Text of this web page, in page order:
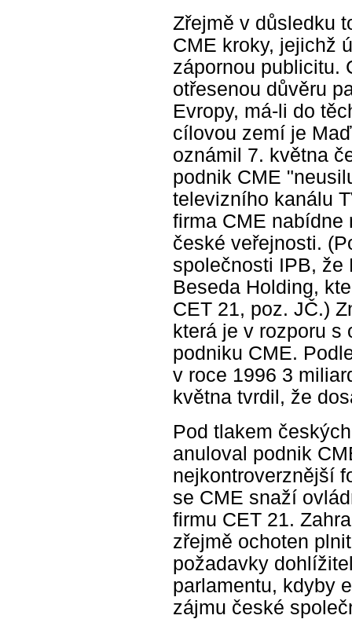
Zřejmě v důsledku
CME kroky, jejichž
zápornou publicitu.
otřesenou důvěru
Evropy, má-li do
cílovou zemí je
oznámil 7. května
podnik CME
televizního kanálu
firma CME nabídne
české veřejnosti.
společnosti IPB, že
Beseda Holding,
CET 21, poz. JČ.)
která je v rozporu s
podniku CME.
v roce 1996 3
května tvrdil, že
Pod tlakem
anuloval podnik
nejkontroverznější
se CME snaží
firmu CET 21.
zřejmě ochoten
požadavky
parlamentu, kdyby
zájmu české